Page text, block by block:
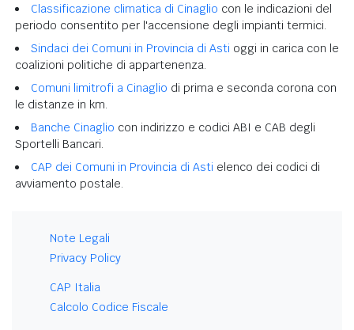
Classificazione climatica di Cinaglio con le indicazioni del
periodo consentito per l'accensione degli impianti termici.
Sindaci dei Comuni in Provincia di Asti oggi in carica con le
coalizioni politiche di appartenenza.
Comuni limitrofi a Cinaglio di prima e seconda corona con
le distanze in km.
Banche Cinaglio con indirizzo e codici ABI e CAB degli
Sportelli Bancari.
CAP dei Comuni in Provincia di Asti elenco dei codici di
avviamento postale.
Note Legali
Privacy Policy
CAP Italia
Calcolo Codice Fiscale